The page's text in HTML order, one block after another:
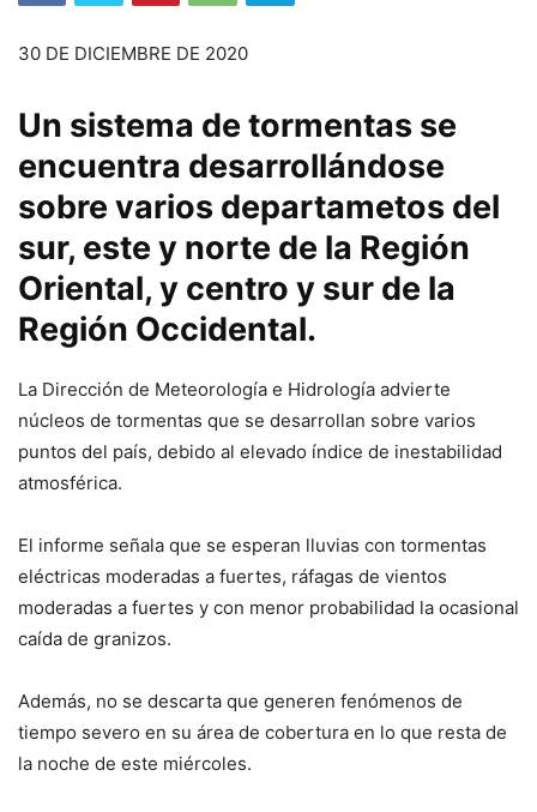
30 DE DICIEMBRE DE 2020
Un sistema de tormentas se
encuentra desarrollándose
sobre varios departametos del
sur, este y norte de la Región
Oriental, y centro y sur de la
Región Occidental.
La Dirección de Meteorología e Hidrología advierte
núcleos de tormentas que se desarrollan sobre varios
puntos del país, debido al elevado índice de inestabilidad
atmosférica.
El informe señala que se esperan lluvias con tormentas
eléctricas moderadas a fuertes, ráfagas de vientos
moderadas a fuertes y con menor probabilidad la ocasional
caída de granizos.
Además, no se descarta que generen fenómenos de
tiempo severo en su área de cobertura en lo que resta de
la noche de este miércoles.